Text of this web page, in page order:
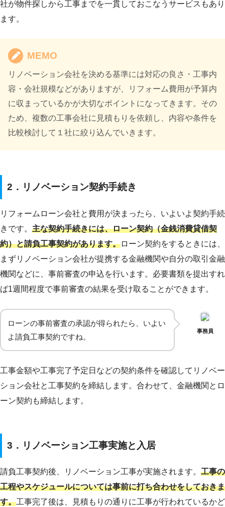
社が物件探しから工事までを一貫しておこなうサービスもあり
ます。
MEMO
リノベーション会社を決める基準には対応の良さ・工事内
容・会社規模などがありますが、リフォーム費用が予算内
に収まっているかが大切なポイントになってきます。その
ため、複数の工事会社に見積もりを依頼し、内容や条件を
比較検討して１社に絞り込んでいきます。
2．リノベーション契約手続き
リフォームローン会社と費用が決まったら、いよいよ契約手続
きです。 主な契約手続きには、ローン契約（金銭消費貸借契
約）と請負工事契約があります。ローン契約をするときには、
まずリノベーション会社が提携する金融機関や自分の取引金融
機関などに、事前審査の申込を行います。必要書類を提出すれ
ば1週間程度で事前審査の結果を受け取ることができます。
ローンの事前審査の承認が得られたら、いよい
よ請負工事契約ですね。
事務員
工事金額や工事完了予定日などの契約条件を確認してリノベー
ション会社と工事契約を締結します。合わせて、金融機関とロ
ーン契約も締結します。
3．リノベーション工事実施と入居
請負工事契約後、リノベーション工事が実施されます。 工事の
工程やスケジュールについては事前に打ち合わせをしておきま
す。工事完了後は、見積もりの通りに工事が行われているかど